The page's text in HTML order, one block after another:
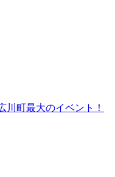
町最大のイベント！